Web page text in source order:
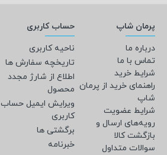
پرمان شاپ
درباره ما
تماس با ما
شرایط خرید
راهنمای خرید از پرمان
شاپ
شرایط عضویت
رویه‌های ارسال و
بازگشت کالا
سوالات متداول
حساب کاربری
ناحیه کاربری
تاریخچه سفارش ها
اطلاع از شارژ مجدد
محصول
ویرایش ایمیل حساب
کاربری
برگشتی ها
خبرنامه